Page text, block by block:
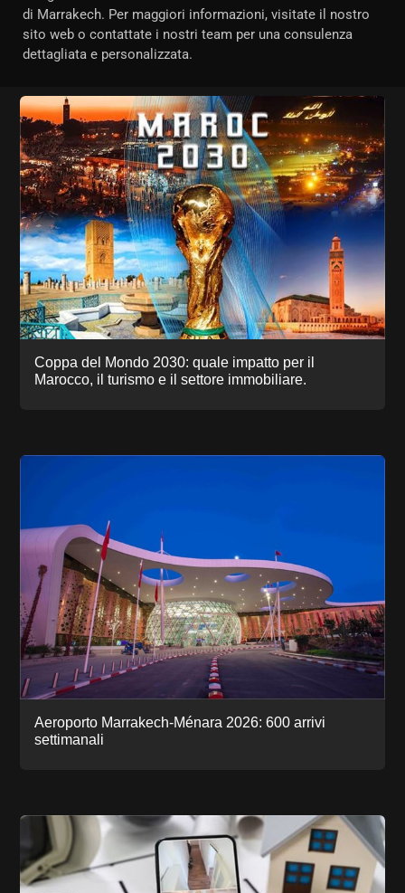
di Marrakech. Per maggiori informazioni, visitate il nostro
sito web o contattate i nostri team per una consulenza
dettagliata e personalizzata.
Coppa del Mondo 2030: quale impatto per il
Marocco, il turismo e il settore immobiliare.
Aeroporto Marrakech-Ménara 2026: 600 arrivi
settimanali